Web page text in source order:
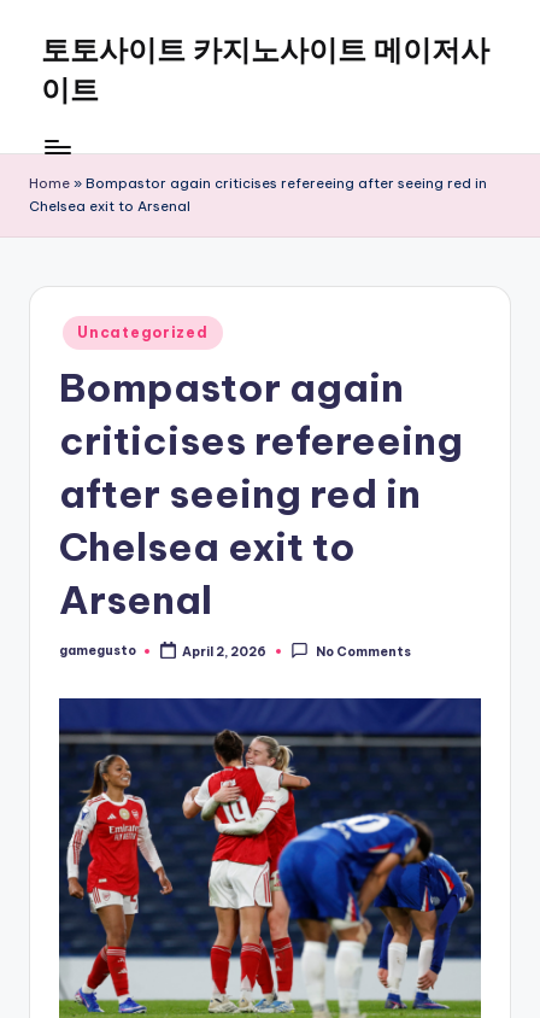
content
토토사이트 카지노사이트 메이저사
이트
Home » Bompastor again criticises refereeing after seeing red in
Chelsea exit to Arsenal
Posted
in
Uncategorized
Bompastor again
criticises refereeing
after seeing red in
Chelsea exit to
Arsenal
Posted
gamegusto April 2, 2026 No Comments